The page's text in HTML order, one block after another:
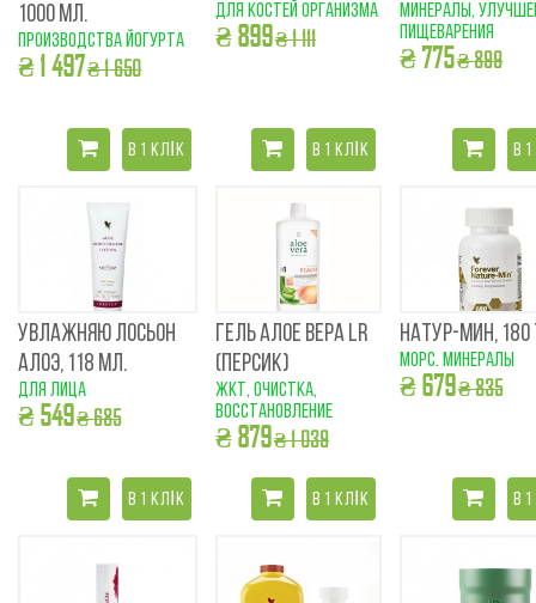
1000 МЛ.
производства йогурта
₴ 1 497₴ 1 650
В 1 КЛІК
для костей организма
₴ 899₴ 1 111
В 1 КЛІК
минералы,
пищеварения
₴ 775₴ 899
В
УВЛАЖНЯЮ ЛОСЬОН
АЛОЭ, 118 МЛ.
для лица
₴ 549₴ 685
В 1 КЛІК
ГЕЛЬ АЛОЕ ВЕРА LR
(ПЕРСИК)
ЖКТ, очистка,
восстановление
₴ 879₴ 1 039
В 1 КЛІК
НАТУР-МИН, 180
морс. минералы
₴ 679₴ 835
В